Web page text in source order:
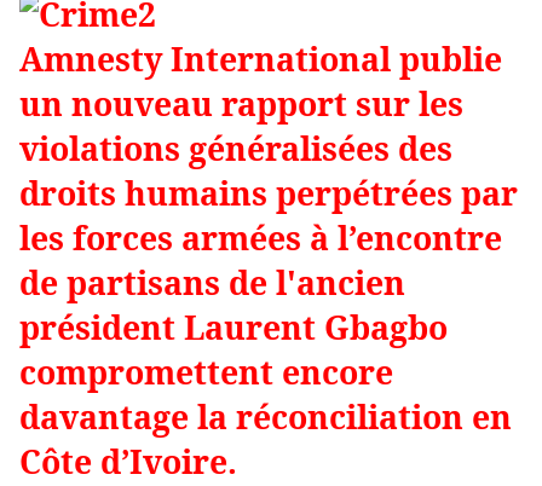
Amnesty International publie
un nouveau rapport sur les
violations généralisées des
droits humains perpétrées par
les forces armées à l’encontre
de partisans de l'ancien
président Laurent Gbagbo
compromettent encore
davantage la réconciliation en
Côte d’Ivoire.